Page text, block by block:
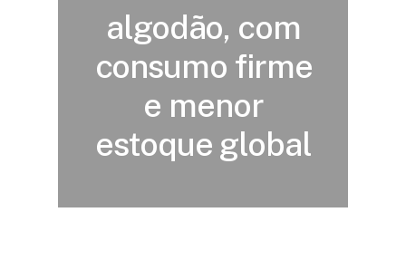
algodão, com
consumo firme
e menor
estoque global